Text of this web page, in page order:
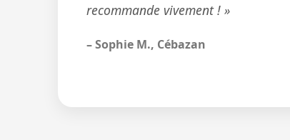
recommande vivement ! »
– Sophie M., Cébazan